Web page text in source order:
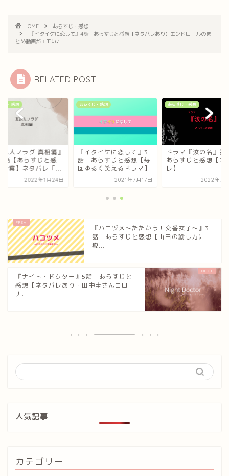
HOME
あらすじ・感想
『イタイケに恋して』4話 あらすじと感想【ネタバレあり】エンドロールのま
とめ動画がエモい♪
RELATED POST
じ・感想
犯人フラグ 真相編』
話【あらすじと感
考察】ネタバレ「...
2022年1月24日
あらすじ・感想
『イタイケに恋して』3
話 あらすじと感想【毎
回ゆるく笑えるドラマ】
2021年7月17日
あらすじ・感想
ドラマ『汝の名』第
あらすじと感想【ネ
レ】
2022年3
『ハコヅメ～たたかう！交番女子～』3
話 あらすじと感想【山田の諭し方に
痺...
『ナイト・ドクター』5話 あらすじと
感想【ネタバレあり・田中圭さんコロ
ナ...
人気記事
カテゴリー